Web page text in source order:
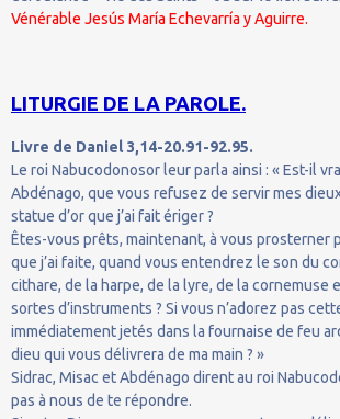
Vénérable Jesús María Echevarría y Aguirre.
LITURGIE DE LA PAROLE.
Livre de Daniel 3,14-20.91-92.95.
Le roi Nabucodonosor leur parla ainsi : « Est-il
Abdénago, que vous refusez de servir mes
statue d’or que j’ai fait ériger ?
Êtes-vous prêts, maintenant, à vous prosterner
que j’ai faite, quand vous entendrez le son du
cithare, de la harpe, de la lyre, de la cornemuse
sortes d’instruments ? Si vous n’adorez pas
immédiatement jetés dans la fournaise de feu
dieu qui vous délivrera de ma main ? »
Sidrac, Misac et Abdénago dirent au roi
pas à nous de te répondre.